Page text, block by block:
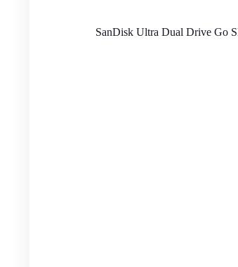
SanDisk Ultra Dual Drive Go